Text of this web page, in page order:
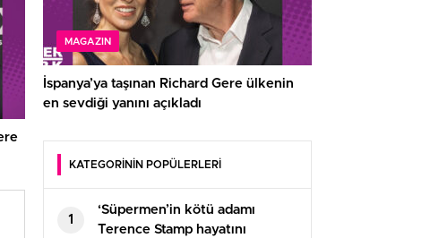
MAGAZIN
İspanya’ya taşınan Richard Gere ülkenin
en sevdiği yanını açıkladı
KATEGORİNİN POPÜLERLERİ
1
‘Süpermen’in kötü adamı
Terence Stamp hayatını